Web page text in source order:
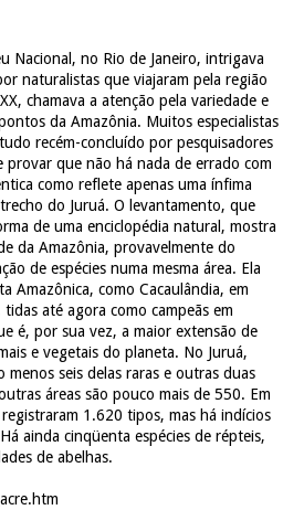
Nacional, no Rio de Janeiro, intrigava
naturalistas que viajaram pela região
chamava a atenção pela variedade e
da Amazônia. Muitos especialistas
recém-concluído por pesquisadores
provar que não há nada de errado com
como reflete apenas uma ínfima
do Juruá. O levantamento, que
de uma enciclopédia natural, mostra
da Amazônia, provavelmente do
de espécies numa mesma área. Ela
Amazônica, como Cacaulândia, em
até agora como campeãs em
é, por sua vez, a maior extensão de
e vegetais do planeta. No Juruá,
seis delas raras e outras duas
áreas são pouco mais de 550. Em
1.620 tipos, mas há indícios
ainda cinqüenta espécies de répteis,
de abelhas.